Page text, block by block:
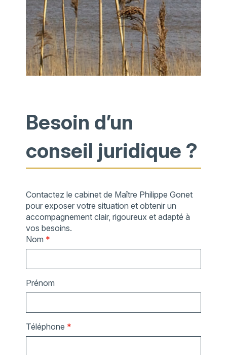
Besoin d’un
conseil juridique ?
Contactez le cabinet de Maître Philippe Gonet
pour exposer votre situation et obtenir un
accompagnement clair, rigoureux et adapté à
vos besoins.
Nom *
Prénom
Téléphone *